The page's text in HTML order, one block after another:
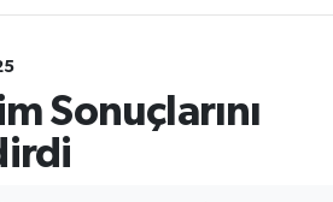
Sonuçlarını